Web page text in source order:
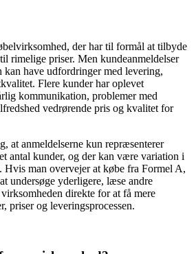
der har til formål at tilbyde
rimelige priser. Men kundeanmeldelser
kan have udfordringer med levering,
Flere kunder har oplevet
kommunikation, problemer med
vedrørende pris og kvalitet for
at anmeldelserne kun repræsenterer
antal kunder, og der kan være variation i
Hvis man overvejer at købe fra Formel A,
undersøge yderligere, læse andre
direkte for at få mere
priser og leveringsprocessen.